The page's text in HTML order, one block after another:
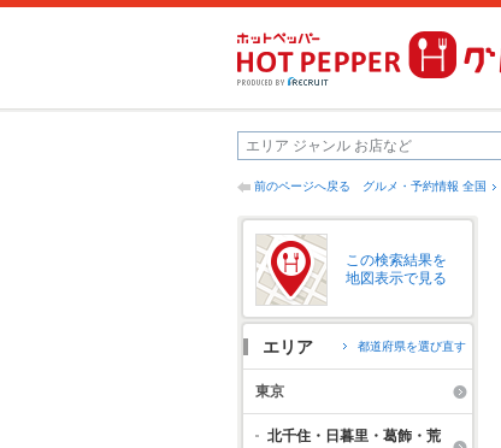
前のページへ戻る グルメ・予約情報 全国
この検索結果を
地図表示で見る
エリア 都道府県を選び直す
東京
北千住・日暮里・葛飾・荒